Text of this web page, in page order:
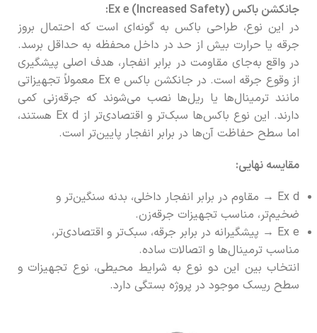
جانکشن باکس Ex e (Increased Safety):
در این نوع، طراحی باکس به گونه‌ای است که احتمال بروز
جرقه یا حرارت بیش از حد در داخل محفظه به حداقل برسد.
در واقع به‌جای مقاومت در برابر انفجار، هدف اصلی پیشگیری
از وقوع جرقه است. در جانکشن باکس Ex e معمولاً تجهیزاتی
مانند ترمینال‌ها یا ریل‌ها نصب می‌شوند که جرقه‌زنی کمی
دارند. این نوع باکس‌ها سبک‌تر و اقتصادی‌تر از Ex d هستند،
اما سطح حفاظت آن‌ها در برابر انفجار پایین‌تر است.
مقایسه نهایی:
Ex d → مقاوم در برابر انفجار داخلی، بدنه سنگین‌تر و
ضخیم‌تر، مناسب تجهیزات جرقه‌زن.
Ex e → پیشگیرانه در برابر جرقه، سبک‌تر و اقتصادی‌تر،
مناسب ترمینال‌ها و اتصالات ساده.
انتخاب بین این دو نوع به شرایط محیطی، نوع تجهیزات و
سطح ریسک موجود در پروژه بستگی دارد.